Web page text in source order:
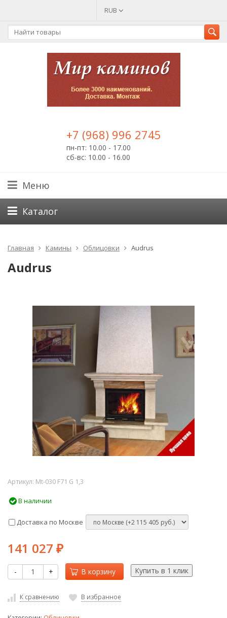
RUB
+7 (968) 996 2745
пн-пт: 10.00 - 17.00
сб-вс: 10.00 - 16.00
Меню
Каталог
Главная Камины Облицовки Audrus
Audrus
Артикул: Mt-030 F71 G 1,3
В наличии
Доставка по Москве
141 027 ₽
- + В корзину
К сравнению В избранное